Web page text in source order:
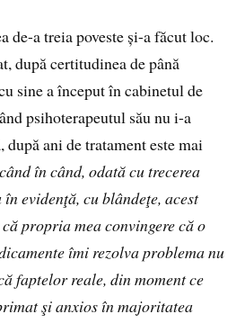
de-a treia poveste și-a făcut loc.
după certitudinea de până
sine a început în cabinetul de
psihoterapeutul său nu i-a
ani de tratament este mai
în când, odată cu trecerea
evidenţă, cu blândeţe, acest
propria mea convingere că o
îmi rezolva problema nu
faptelor reale, din moment ce
şi anxios în majoritatea